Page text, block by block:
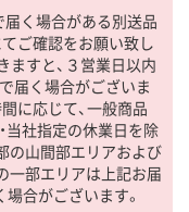
く場合がある別送品
ご確認をお願い致し
ますと、３営業日以内
届く場合がございま
に応じて、一般商品
・当社指定の休業日を除
の山間部エリアおよび
一部エリアは上記お届
合がございます。